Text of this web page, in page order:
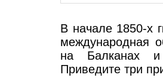
В начале 1850-х
международная
на Балканах и
Приведите три